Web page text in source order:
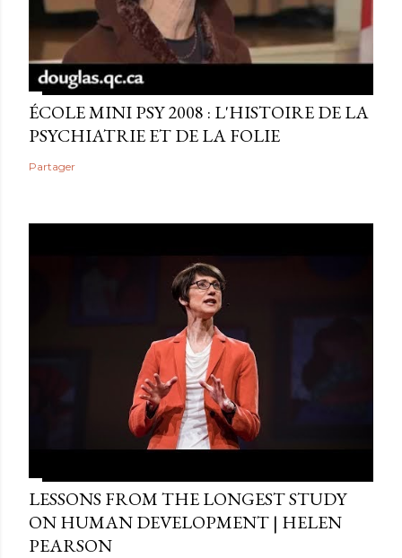
ÉCOLE MINI PSY 2008 : L'HISTOIRE DE LA
PSYCHIATRIE ET DE LA FOLIE
Partager
LESSONS FROM THE LONGEST STUDY
ON HUMAN DEVELOPMENT | HELEN
PEARSON